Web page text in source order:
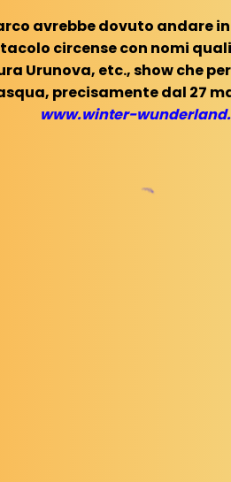
avrebbe dovuto andare
circense con nomi
Urunova, etc., show che
precisamente dal 27
www.winter-